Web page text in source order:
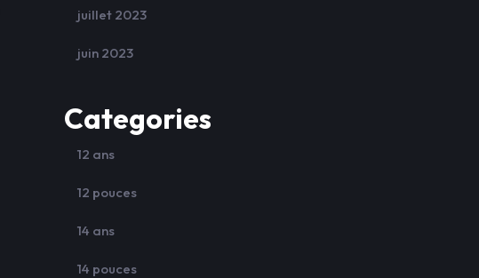
juillet 2023
juin 2023
Categories
12 ans
12 pouces
14 ans
14 pouces